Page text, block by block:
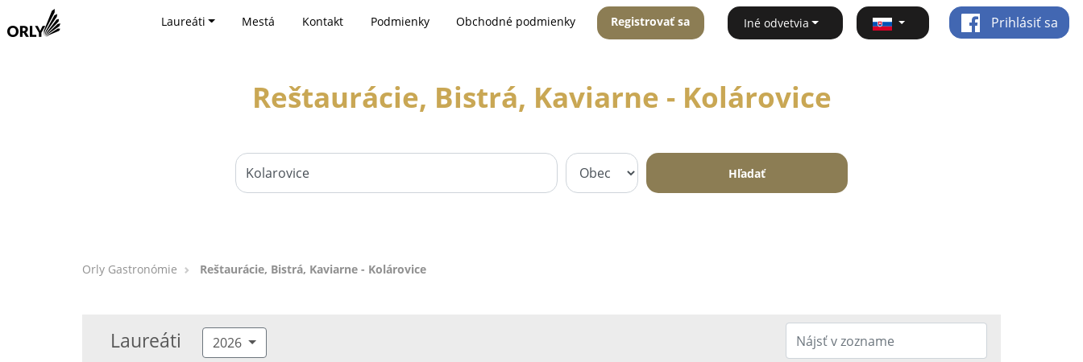
Laureáti Mestá Kontakt Podmienky Obchodné podmienky Registrovať sa Iné odvetvia Prihlásiť sa
Reštaurácie, Bistrá, Kaviarne - Kolárovice
Hľadať
Orly Gastronómie Reštaurácie, Bistrá, Kaviarne - Kolárovice
Laureáti 2026